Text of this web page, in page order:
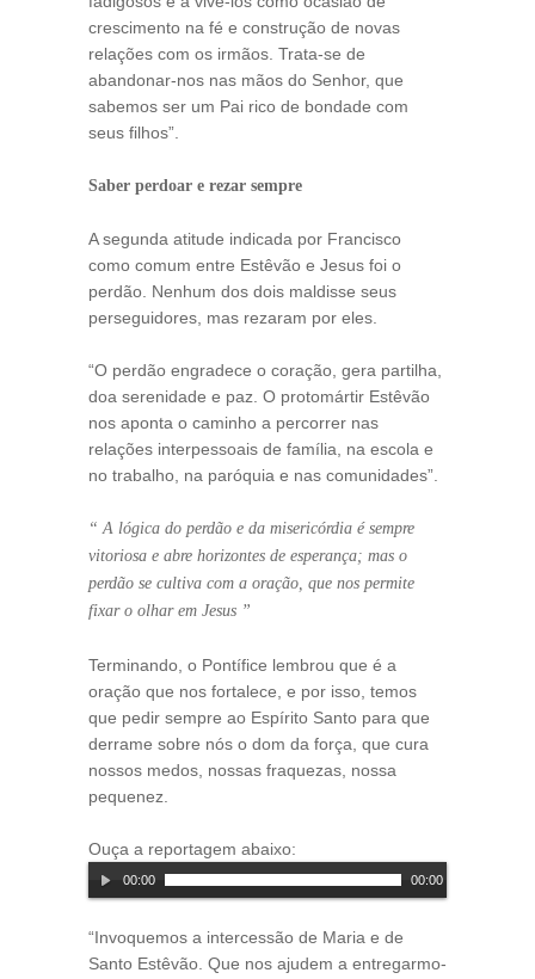
crescimento na fé e construção de novas
relações com os irmãos. Trata-se de
abandonar-nos nas mãos do Senhor, que
sabemos ser um Pai rico de bondade com
seus filhos”.
Saber perdoar e rezar sempre
A segunda atitude indicada por Francisco
como comum entre Estêvão e Jesus foi o
perdão. Nenhum dos dois maldisse seus
perseguidores, mas rezaram por eles.
“O perdão engradece o coração, gera partilha,
doa serenidade e paz. O protomártir Estêvão
nos aponta o caminho a percorrer nas
relações interpessoais de família, na escola e
no trabalho, na paróquia e nas comunidades”.
“ A lógica do perdão e da misericórdia é sempre
vitoriosa e abre horizontes de esperança; mas o
perdão se cultiva com a oração, que nos permite
fixar o olhar em Jesus ”
Terminando, o Pontífice lembrou que é a
oração que nos fortalece, e por isso, temos
que pedir sempre ao Espírito Santo para que
derrame sobre nós o dom da força, que cura
nossos medos, nossas fraquezas, nossa
pequenez.
Ouça a reportagem abaixo:
00:00 00:00
“Invoquemos a intercessão de Maria e de
Santo Estêvão. Que nos ajudem a entregarmo-